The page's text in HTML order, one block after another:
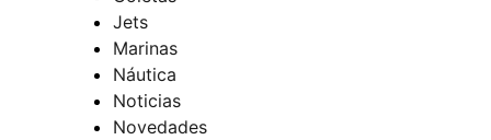
Jets
Marinas
Náutica
Noticias
Novedades